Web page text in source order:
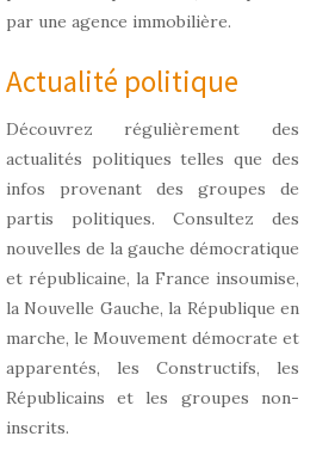
par une agence immobilière.
Actualité politique
Découvrez régulièrement des
actualités politiques telles que des
infos provenant des groupes de
partis politiques. Consultez des
nouvelles de la gauche démocratique
et républicaine, la France insoumise,
la Nouvelle Gauche, la République en
marche, le Mouvement démocrate et
apparentés, les Constructifs, les
Républicains et les groupes non-
inscrits.